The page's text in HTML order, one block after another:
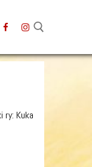
ry: Kuka